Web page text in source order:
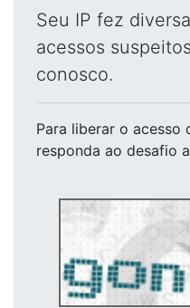
Seu IP fez
acessos
conosco.
Para liberar o acesso
responda ao desafio